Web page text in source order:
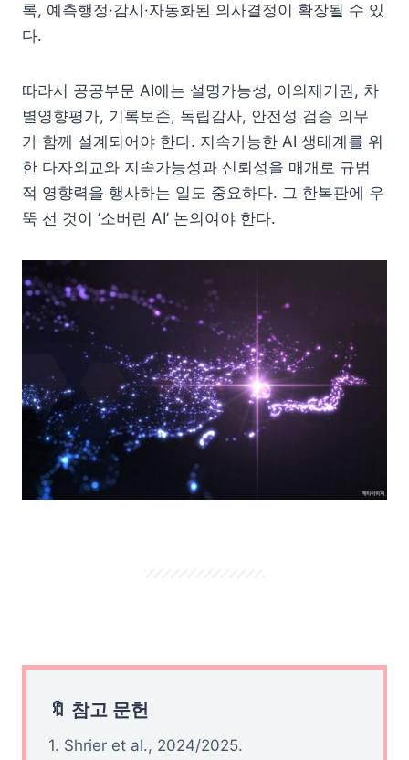
록, 예측행정·감시·자동화된 의사결정이 확장될 수 있
다.
따라서 공공부문 AI에는 설명가능성, 이의제기권, 차
별영향평가, 기록보존, 독립감사, 안전성 검증 의무
가 함께 설계되어야 한다. 지속가능한 AI 생태계를 위
한 다자외교와 지속가능성과 신뢰성을 매개로 규범
적 영향력을 행사하는 일도 중요하다. 그 한복판에 우
뚝 선 것이 ’소버린 AI’ 논의여야 한다.
🔖 참고 문헌
1. Shrier et al., 2024/2025.